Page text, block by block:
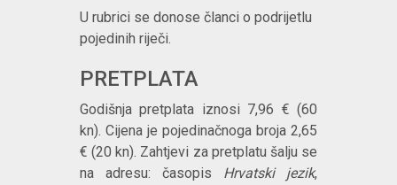
U rubrici se donose članci o podrijetlu
pojedinih riječi.
PRETPLATA
Godišnja pretplata iznosi 7,96 € (60
kn). Cijena je pojedinačnoga broja 2,65
€ (20 kn). Zahtjevi za pretplatu šalju se
na adresu: časopis Hrvatski jezik,